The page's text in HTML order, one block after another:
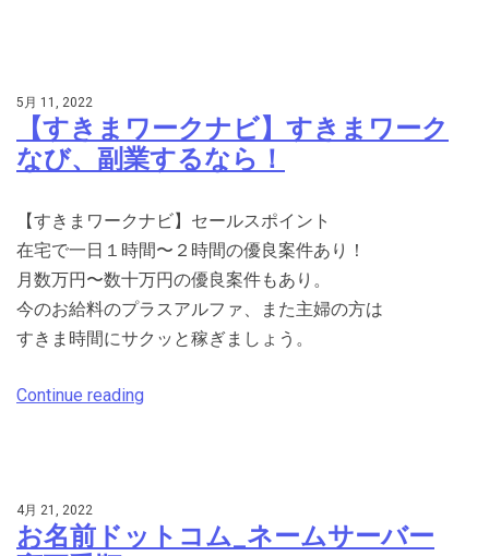
5月 11, 2022
【すきまワークナビ】すきまワーク
なび、副業するなら！
【すきまワークナビ】セールスポイント
在宅で一日１時間〜２時間の優良案件あり！
月数万円〜数十万円の優良案件もあり。
今のお給料のプラスアルファ、また主婦の方は
すきま時間にサクッと稼ぎましょう。
Continue reading
4月 21, 2022
お名前ドットコム_ネームサーバー